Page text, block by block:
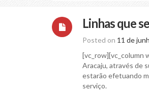
Linhas que
Posted on 11 de
[vc_row][vc_column
Aracaju, através de
estarão efetuando
serviço.